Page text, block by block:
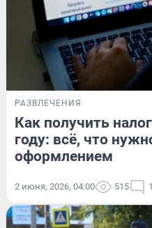
РАЗВЛЕЧЕНИЯ
Как получить
году: всё, что
оформлением
2 июня, 2026, 04:00 515 1